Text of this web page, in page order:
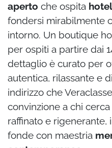
aperto che ospita
fondersi mirabilmente
intorno. Un boutique
per ospiti a partire dai
dettaglio è curato per
autentica, rilassante e
indirizzo che
convinzione a chi
raffinato e rigenerante,
fonde con maestria